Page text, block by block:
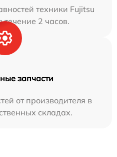
техники Fujitsu
2 часов.
запчасти
от производителя в
складах.